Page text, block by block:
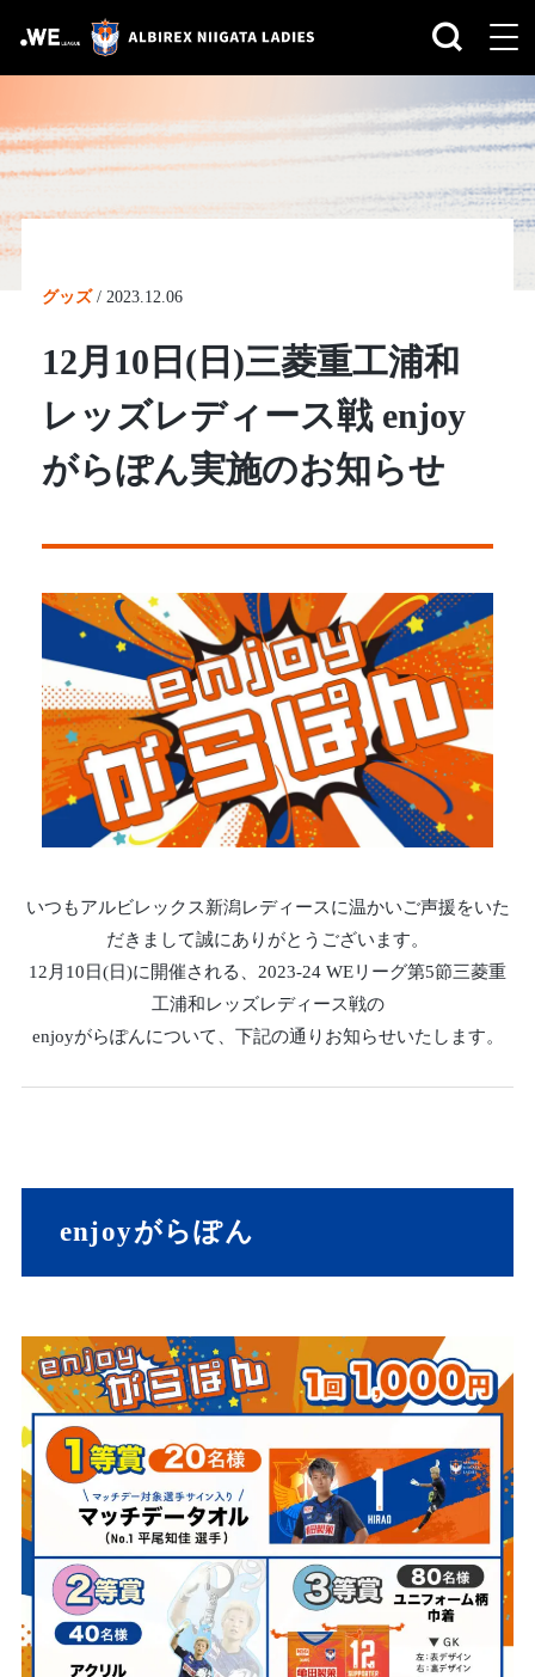
グッズ / 2023.12.06
12月10日(日)三菱重工浦和
レッズレディース戦 enjoy
がらぽん実施のお知らせ
いつもアルビレックス新潟レディースに温かいご声援をいた
だきまして誠にありがとうございます。
12月10日(日)に開催される、2023-24 WEリーグ第5節三菱重
工浦和レッズレディース戦の
enjoyがらぽんについて、下記の通りお知らせいたします。
enjoyがらぽん